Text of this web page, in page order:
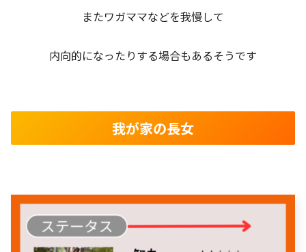
またワガママなどを我慢して
内向的になったりする場合もあるそうです
我が家の長女